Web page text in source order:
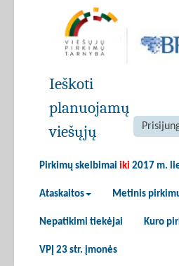
Pirkimų skelbimai iki 2017 m.
Ataskaitos Metinis
Nepatikimi tiekėjai Kuro
VPĮ 23 str. įmonės
Ieškoti
planuojamų
viešųjų